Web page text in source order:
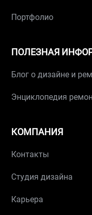
Портфолио
ПОЛЕЗНАЯ
Блог о дизайне и
Энциклопедия
КОМПАНИЯ
Контакты
Студия дизайна
Карьера